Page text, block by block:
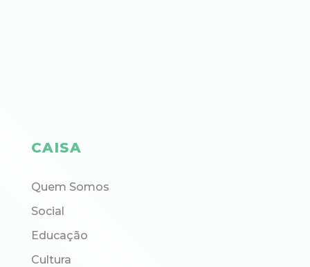
CAISA
Quem Somos
Social
Educação
Cultura